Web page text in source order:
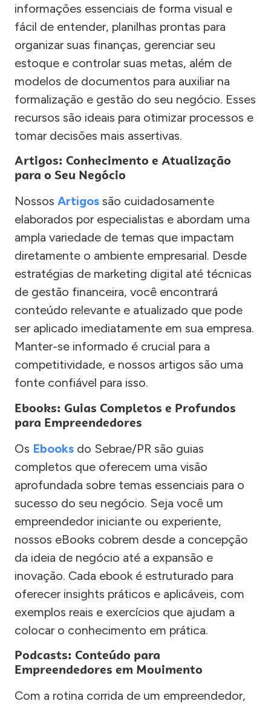
informações essenciais de forma visual e
fácil de entender, planilhas prontas para
organizar suas finanças, gerenciar seu
estoque e controlar suas metas, além de
modelos de documentos para auxiliar na
formalização e gestão do seu negócio. Esses
recursos são ideais para otimizar processos e
tomar decisões mais assertivas.
Artigos: Conhecimento e Atualização
para o Seu Negócio
Nossos Artigos são cuidadosamente
elaborados por especialistas e abordam uma
ampla variedade de temas que impactam
diretamente o ambiente empresarial. Desde
estratégias de marketing digital até técnicas
de gestão financeira, você encontrará
conteúdo relevante e atualizado que pode
ser aplicado imediatamente em sua empresa.
Manter-se informado é crucial para a
competitividade, e nossos artigos são uma
fonte confiável para isso.
Ebooks: Guias Completos e Profundos
para Empreendedores
Os Ebooks do Sebrae/PR são guias
completos que oferecem uma visão
aprofundada sobre temas essenciais para o
sucesso do seu negócio. Seja você um
empreendedor iniciante ou experiente,
nossos eBooks cobrem desde a concepção
da ideia de negócio até a expansão e
inovação. Cada ebook é estruturado para
oferecer insights práticos e aplicáveis, com
exemplos reais e exercícios que ajudam a
colocar o conhecimento em prática.
Podcasts: Conteúdo para
Empreendedores em Movimento
Com a rotina corrida de um empreendedor,